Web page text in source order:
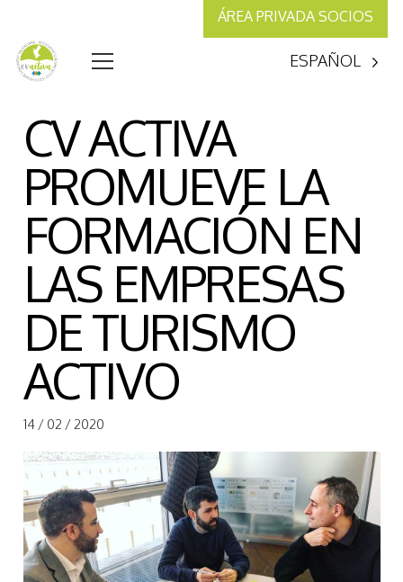
ÁREA PRIVADA SOCIOS
ESPAÑOL
CV ACTIVA
PROMUEVE LA
FORMACIÓN EN
LAS EMPRESAS
DE TURISMO
ACTIVO
14 / 02 / 2020